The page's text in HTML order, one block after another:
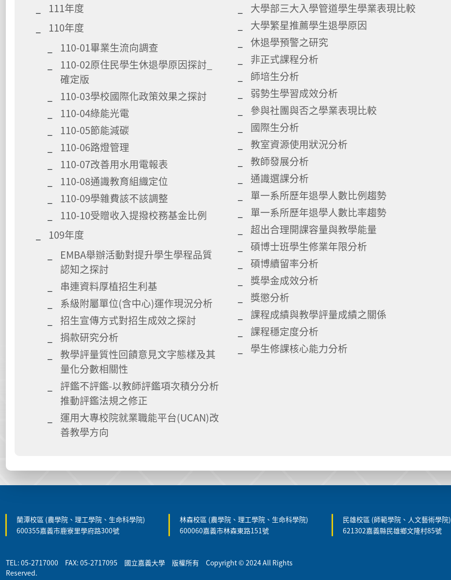
111年度
110年度
110-01畢業生流向調查
110-02原住民學生休退學原因探討_
確定版
110-03學校國際化政策效果之探討
110-04綠能光電
110-05節能減碳
110-06路燈管理
110-07改善用水用電報表
110-08通識教育組織定位
110-09學雜費該不該調整
110-10受贈收入提撥校務基金比例
109年度
EMBA舉辦活動對提升學生學程品質
認知之探討
串連資料厚植招生利基
系級附屬單位(含中心)運作現況分析
招生宣傳方式對招生成效之探討
捐款研究分析
教學評量質性回饋意見文字態樣及其
量化分數相關性
評鑑不評鑑-以教師評鑑項次積分分析
推動評鑑法規之修正
運用大專校院就業職能平台(UCAN)改
善教學方向
大學部三大入學管道學生學業表現比較
大學繁星推薦學生退學原因
休退學預警之研究
非正式課程分析
師培生分析
弱勢生學習成效分析
參與社團與否之學業表現比較
國際生分析
教室資源使用狀況分析
教師發展分析
通識選課分析
單一系所歷年退學人數比例趨勢
單一系所歷年退學人數比率趨勢
超出合理開課容量與教學能量
碩博士班學生修業年限分析
碩博續留率分析
獎學金成效分析
獎懲分析
課程成績與教學評量成績之關係
課程穩定度分析
學生修課核心能力分析
蘭潭校區 (農學院、理工學院、生命科學院)
600355嘉義市鹿寮里學府路300號
林森校區 (農學院、理工學院、生命科學院)
600060嘉義市林森東路151號
民雄校區 (師範學院、人文藝術學院)
621302嘉義縣民雄鄉文隆村85號
TEL: 05-2717000 FAX: 05-2717095 國立嘉義大學 版權所有 Copyright © 2024 All Rights
Reserved.